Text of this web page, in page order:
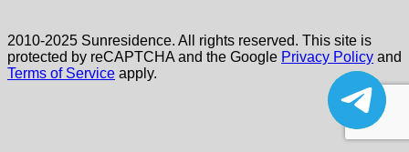
2010-2025 Sunresidence. All rights reserved. This site is
protected by reCAPTCHA and the Google Privacy Policy and
Terms of Service apply.